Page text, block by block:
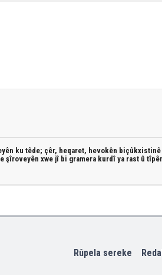
ku têde; çêr, heqaret, hevokên
şîroveyên xwe jî bi gramera kurdî ya rast û
Rûpela sereke